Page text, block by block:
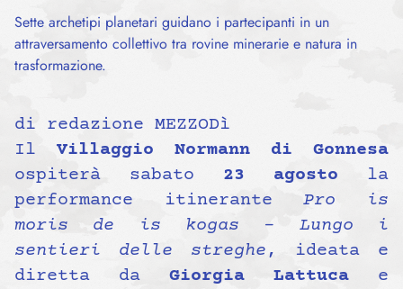
Sette archetipi planetari guidano i partecipanti in un
attraversamento collettivo tra rovine minerarie e natura in
trasformazione.
di redazione MEZZODì
Il Villaggio Normann di Gonnesa
ospiterà sabato 23 agosto la
performance itinerantePro is
moris de is kogas – Lungo i
sentieri delle streghe , ideata e
diretta da Giorgia Lattuca e